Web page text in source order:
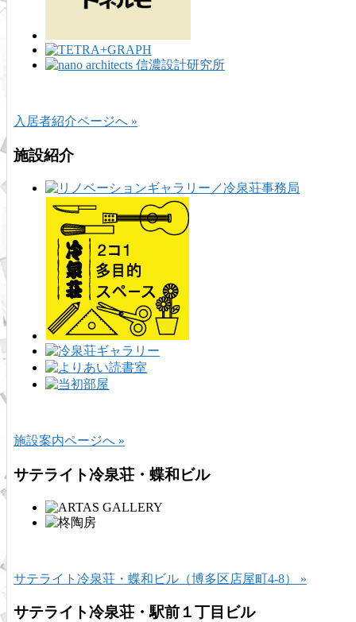
入居者紹介ページへ »
施設紹介
施設案内ページへ »
サテライト冷泉荘・蝶和ビル
サテライト冷泉荘・蝶和ビル（博多区店屋町4-8） »
サテライト冷泉荘・駅前１丁目ビル